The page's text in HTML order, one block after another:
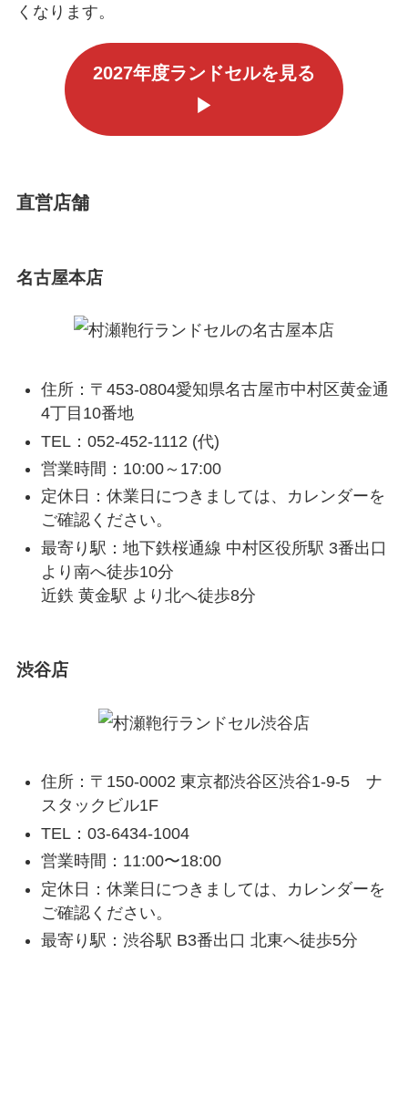
くなります。
2027年度ランドセルを見る
▶
直営店舗
名古屋本店
住所：〒453-0804愛知県名古屋市中村区黄金通
4丁目10番地
TEL：052-452-1112 (代)
営業時間：10:00～17:00
定休日：休業日につきましては、カレンダーを
ご確認ください。
最寄り駅：地下鉄桜通線 中村区役所駅 3番出口
より南へ徒歩10分
近鉄 黄金駅 より北へ徒歩8分
渋谷店
住所：〒150-0002 東京都渋谷区渋谷1-9-5 ナ
スタックビル1F
TEL：03-6434-1004
営業時間：11:00〜18:00
定休日：休業日につきましては、カレンダーを
ご確認ください。
最寄り駅：渋谷駅 B3番出口 北東へ徒歩5分